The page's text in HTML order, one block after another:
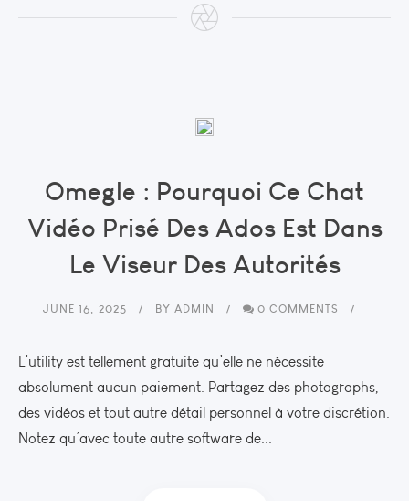
Omegle : Pourquoi Ce Chat
Vidéo Prisé Des Ados Est Dans
Le Viseur Des Autorités
JUNE 16, 2025 BY ADMIN 0 COMMENTS
L’utility est tellement gratuite qu’elle ne nécessite
absolument aucun paiement. Partagez des photographs,
des vidéos et tout autre détail personnel à votre discrétion.
Notez qu’avec toute autre software de...